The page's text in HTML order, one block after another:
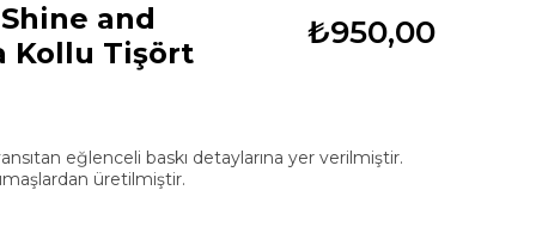
₺950,00
and
Kollu Tişört
eğlenceli baskı detaylarına yer verilmiştir.
üretilmiştir.